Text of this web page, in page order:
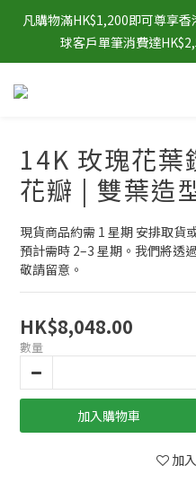
凡購物滿HK$1,200即可尊享
球客戶單筆消費達
14K 玫瑰花葉
花瓣 | 雙葉造
現貨商品約需 1 星期 安排取貨
預計需時 2–3 星期。我們將透
敬請留意。
HK$8,048.00
數量
加入購物車
加